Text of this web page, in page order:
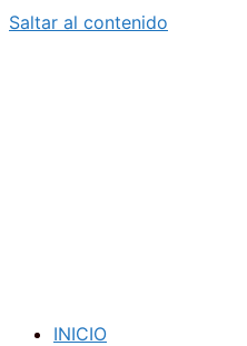
Saltar al contenido
INICIO